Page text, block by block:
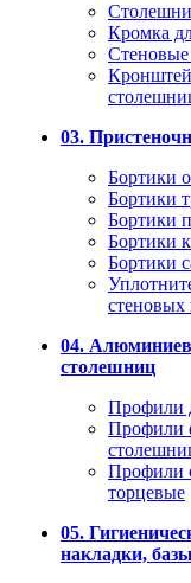
Кромка
03.
Бортики
Бортики
Бортики
Бортики
Бортики
стеновых
04.
столешниц
Профили
Профили
Профили
торцевые
05.
накладки,